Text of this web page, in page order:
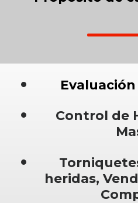
Control de
heridas,